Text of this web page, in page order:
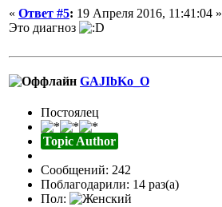
« Ответ #5: 19 Апреля 2016, 11:41:04 »
Это диагноз
GAJIbKo_O
Постоялец
Topic Author
Сообщений: 242
Поблагодарили: 14 раз(а)
Пол: